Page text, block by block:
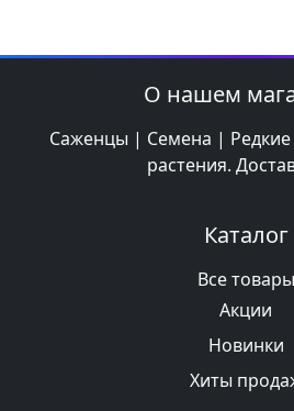
О нашем
Саженцы | Семена | Редкие
растения.
Каталог
Все товары
Акции
Новинки
Хиты